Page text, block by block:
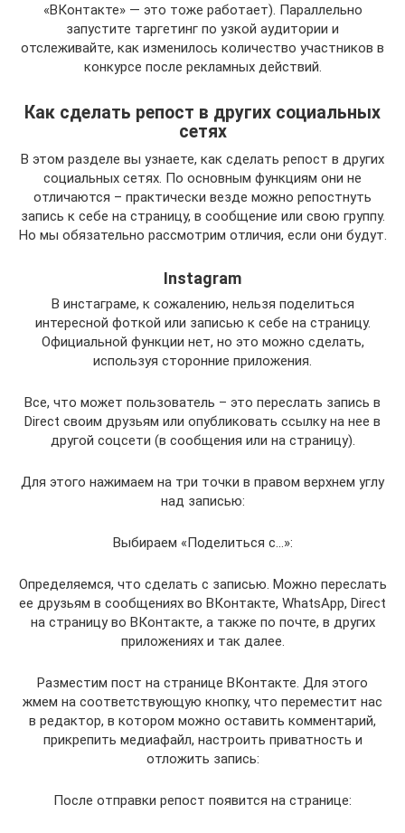
«ВКонтакте» — это тоже работает). Параллельно
запустите таргетинг по узкой аудитории и
отслеживайте, как изменилось количество участников в
конкурсе после рекламных действий.
Как сделать репост в других социальных
сетях
В этом разделе вы узнаете, как сделать репост в других
социальных сетях. По основным функциям они не
отличаются – практически везде можно репостнуть
запись к себе на страницу, в сообщение или свою группу.
Но мы обязательно рассмотрим отличия, если они будут.
Instagram
В инстаграме, к сожалению, нельзя поделиться
интересной фоткой или записью к себе на страницу.
Официальной функции нет, но это можно сделать,
используя сторонние приложения.
Все, что может пользователь – это переслать запись в
Direct своим друзьям или опубликовать ссылку на нее в
другой соцсети (в сообщения или на страницу).
Для этого нажимаем на три точки в правом верхнем углу
над записью:
Выбираем «Поделиться с…»:
Определяемся, что сделать с записью. Можно переслать
ее друзьям в сообщениях во ВКонтакте, WhatsApp, Direct
на страницу во ВКонтакте, а также по почте, в других
приложениях и так далее.
Разместим пост на странице ВКонтакте. Для этого
жмем на соответствующую кнопку, что переместит нас
в редактор, в котором можно оставить комментарий,
прикрепить медиафайл, настроить приватность и
отложить запись:
После отправки репост появится на странице: